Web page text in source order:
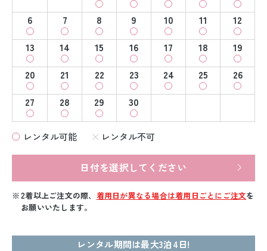
6
7 8 9 10 11
12
13
14 15 16 17 18
19
20
21 22 23 24 25
26
27
28 29 30
レンタル可能 レンタル不可
日付を選択してください
2着以上ご注文の際、 着用日が異なる場合は着用日ごとにご注文を
お願いいたします。
レンタル期間は最大3泊4日!